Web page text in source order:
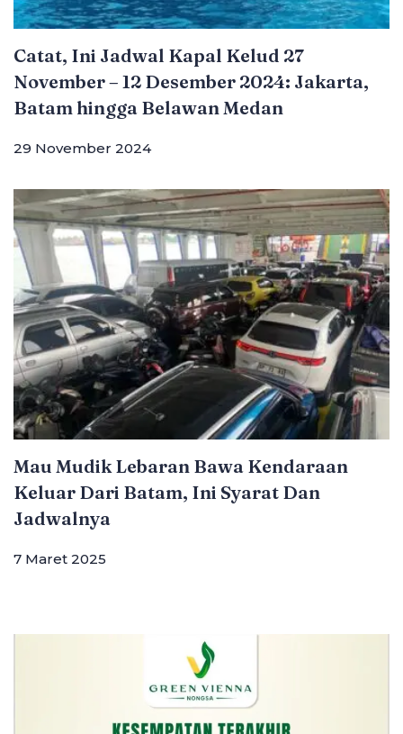
Catat, Ini Jadwal Kapal Kelud 27
November – 12 Desember 2024: Jakarta,
Batam hingga Belawan Medan
29 November 2024
Mau Mudik Lebaran Bawa Kendaraan
Keluar Dari Batam, Ini Syarat Dan
Jadwalnya
7 Maret 2025